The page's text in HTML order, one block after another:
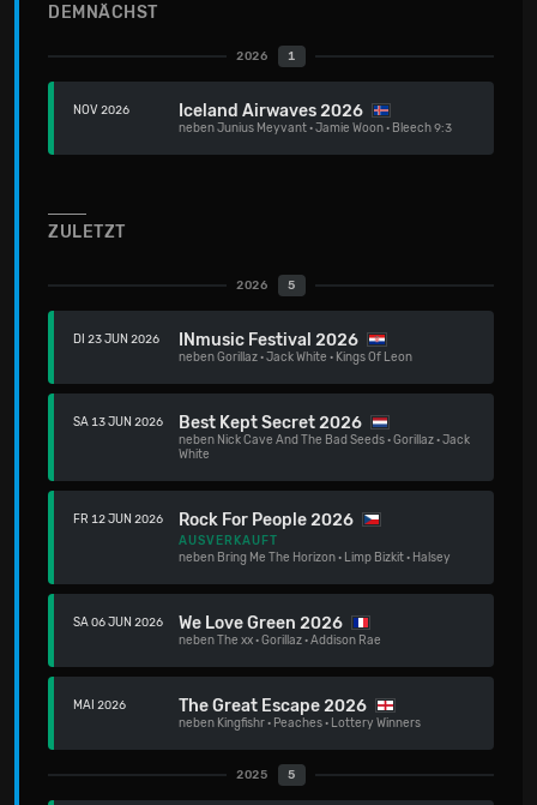
DEMNÄCHST
2026 1
NOV 2026 Iceland Airwaves 2026
nebenJunius Meyvant·Jamie Woon· Bleech 9:3
ZULETZT
2026 5
DI 23 JUN 2026 INmusic Festival 2026
nebenGorillaz·Jack White · Kings Of Leon
SA 13 JUN 2026 Best Kept Secret 2026
neben Nick Cave And The Bad Seeds·Gorillaz·Jack
White
FR 12 JUN 2026 Rock For People 2026
AUSVERKAUFT
neben Bring Me The Horizon· Limp Bizkit· Halsey
SA 06 JUN 2026 We Love Green 2026
nebenThe xx·Gorillaz·Addison Rae
MAI 2026 The Great Escape 2026
neben Kingfishr· Peaches· Lottery Winners
2025 5